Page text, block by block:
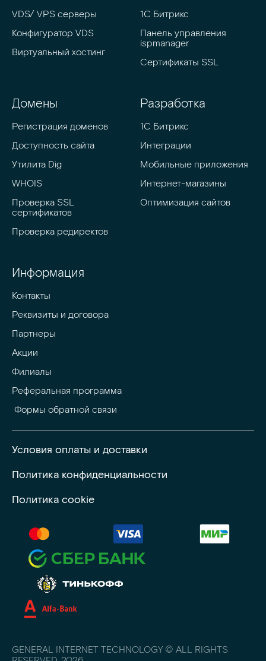
VDS/ VPS серверы
Конфигуратор VDS
Виртуальный хостинг
1С Битрикс
Панель управления
ispmanager
Сертификаты SSL
Домены
Регистрация доменов
Доступность сайта
Утилита Dig
WHOIS
Проверка SSL
сертификатов
Проверка редиректов
Разработка
1C Битрикс
Интеграции
Мобильные приложения
Интернет-магазины
Оптимизация сайтов
Информация
Контакты
Реквизиты и договора
Партнеры
Акции
Филиалы
Реферальная программа
Формы обратной связи
Условия оплаты и доставки
Политика конфиденциальности
Политика cookie
GENERAL INTERNET TECHNOLOGY © ALL RIGHTS